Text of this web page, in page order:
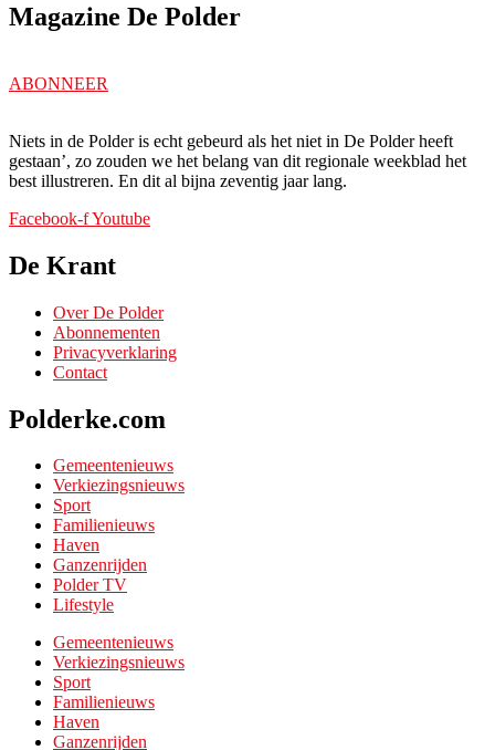
Magazine De Polder
ABONNEER
Niets in de Polder is echt gebeurd als het niet in De Polder heeft
gestaan’, zo zouden we het belang van dit regionale weekblad het
best illustreren. En dit al bijna zeventig jaar lang.
Facebook-fYoutube
De Krant
Over De Polder
Abonnementen
Privacyverklaring
Contact
Polderke.com
Gemeentenieuws
Verkiezingsnieuws
Sport
Familienieuws
Haven
Ganzenrijden
Polder TV
Lifestyle
Gemeentenieuws
Verkiezingsnieuws
Sport
Familienieuws
Haven
Ganzenrijden